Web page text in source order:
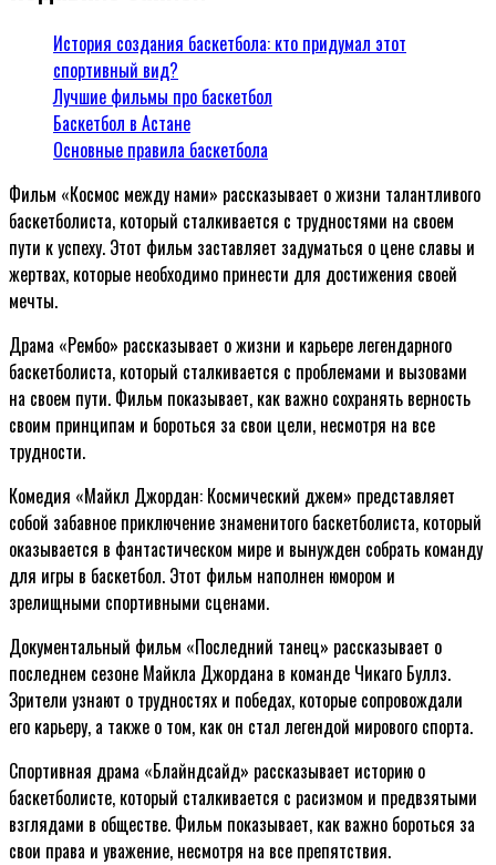
История создания баскетбола: кто придумал этот
спортивный вид?
Лучшие фильмы про баскетбол
Баскетбол в Астане
Основные правила баскетбола
Фильм «Космос между нами» рассказывает о жизни талантливого
баскетболиста, который сталкивается с трудностями на своем
пути к успеху. Этот фильм заставляет задуматься о цене славы и
жертвах, которые необходимо принести для достижения своей
мечты.
Драма «Рембо» рассказывает о жизни и карьере легендарного
баскетболиста, который сталкивается с проблемами и вызовами
на своем пути. Фильм показывает, как важно сохранять верность
своим принципам и бороться за свои цели, несмотря на все
трудности.
Комедия «Майкл Джордан: Космический джем» представляет
собой забавное приключение знаменитого баскетболиста, который
оказывается в фантастическом мире и вынужден собрать команду
для игры в баскетбол. Этот фильм наполнен юмором и
зрелищными спортивными сценами.
Документальный фильм «Последний танец» рассказывает о
последнем сезоне Майкла Джордана в команде Чикаго Буллз.
Зрители узнают о трудностях и победах, которые сопровождали
его карьеру, а также о том, как он стал легендой мирового спорта.
Спортивная драма «Блайндсайд» рассказывает историю о
баскетболисте, который сталкивается с расизмом и предвзятыми
взглядами в обществе. Фильм показывает, как важно бороться за
свои права и уважение, несмотря на все препятствия.